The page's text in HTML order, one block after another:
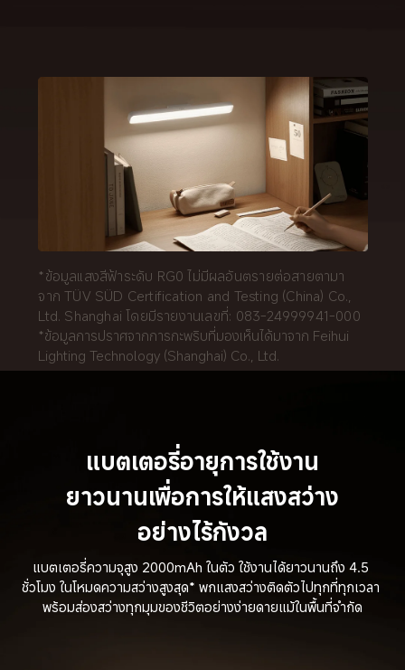
*ข้อมูลแสงสีฟ้าระดับ RG0 ไม่มีผลอันตรายต่อสายตามา
จาก TÜV SÜD Certification and Testing (China) Co.,
Ltd. Shanghai โดยมีรายงานเลขที่: 083-24999941-000
*ข้อมูลการปราศจากการกะพริบที่มองเห็นได้มาจาก Feihui
Lighting Technology (Shanghai) Co., Ltd.
แบตเตอรี่อายุการใช้งาน
ยาวนานเพื่อการให้แสงสว่าง
อย่างไร้กังวล
แบตเตอรี่ความจุสูง 2000mAh ในตัว ใช้งานได้ยาวนานถึง 4.5
ชั่วโมง ในโหมดความสว่างสูงสุด* พกแสงสว่างติดตัวไปทุกที่ทุกเวลา
พร้อมส่องสว่างทุกมุมของชีวิตอย่างง่ายดายแม้ในพื้นที่จำกัด